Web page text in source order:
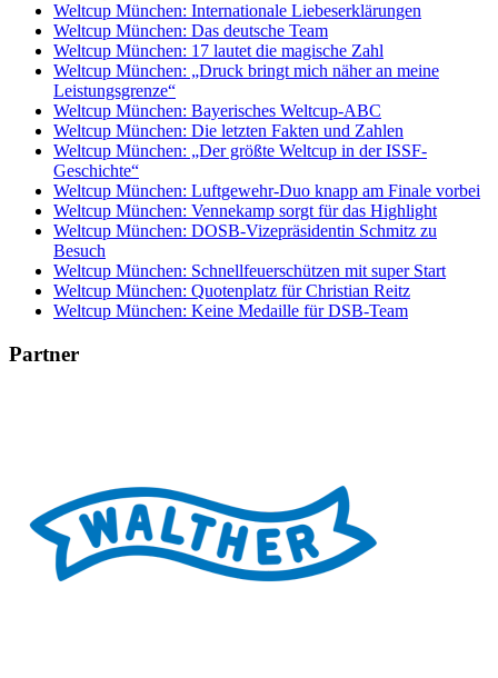
Weltcup München: Internationale Liebeserklärungen
Weltcup München: Das deutsche Team
Weltcup München: 17 lautet die magische Zahl
Weltcup München: „Druck bringt mich näher an meine
Leistungsgrenze“
Weltcup München: Bayerisches Weltcup-ABC
Weltcup München: Die letzten Fakten und Zahlen
Weltcup München: „Der größte Weltcup in der ISSF-
Geschichte“
Weltcup München: Luftgewehr-Duo knapp am Finale vorbei
Weltcup München: Vennekamp sorgt für das Highlight
Weltcup München: DOSB-Vizepräsidentin Schmitz zu
Besuch
Weltcup München: Schnellfeuerschützen mit super Start
Weltcup München: Quotenplatz für Christian Reitz
Weltcup München: Keine Medaille für DSB-Team
Partner